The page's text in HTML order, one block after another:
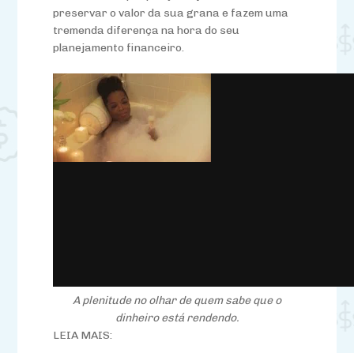
preservar o valor da sua grana e fazem uma
tremenda diferença na hora do seu
planejamento financeiro.
A plenitude no olhar de quem sabe que o
dinheiro está rendendo.
LEIA MAIS: